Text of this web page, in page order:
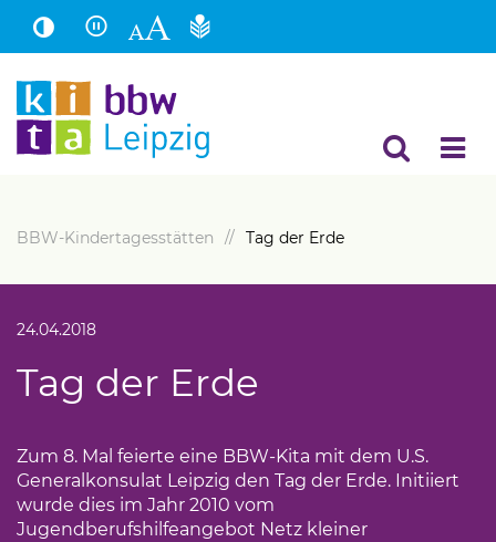
BBW-Kindertagesstätten Tag der Erde
24.04.2018
Tag der Erde
Zum 8. Mal feierte eine BBW-Kita mit dem U.S.
Generalkonsulat Leipzig den Tag der Erde. Initiiert
wurde dies im Jahr 2010 vom
Jugendberufshilfeangebot Netz kleiner